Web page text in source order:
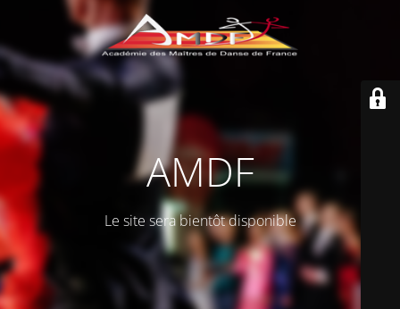
AMDF
Le site sera bientôt disponible